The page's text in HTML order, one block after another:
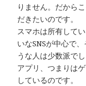
りません。だから
だきたいのです。
スマホは所有して
いなSNSが中心で
うな人は少数派で
アプリ、つまりは
しているのです。